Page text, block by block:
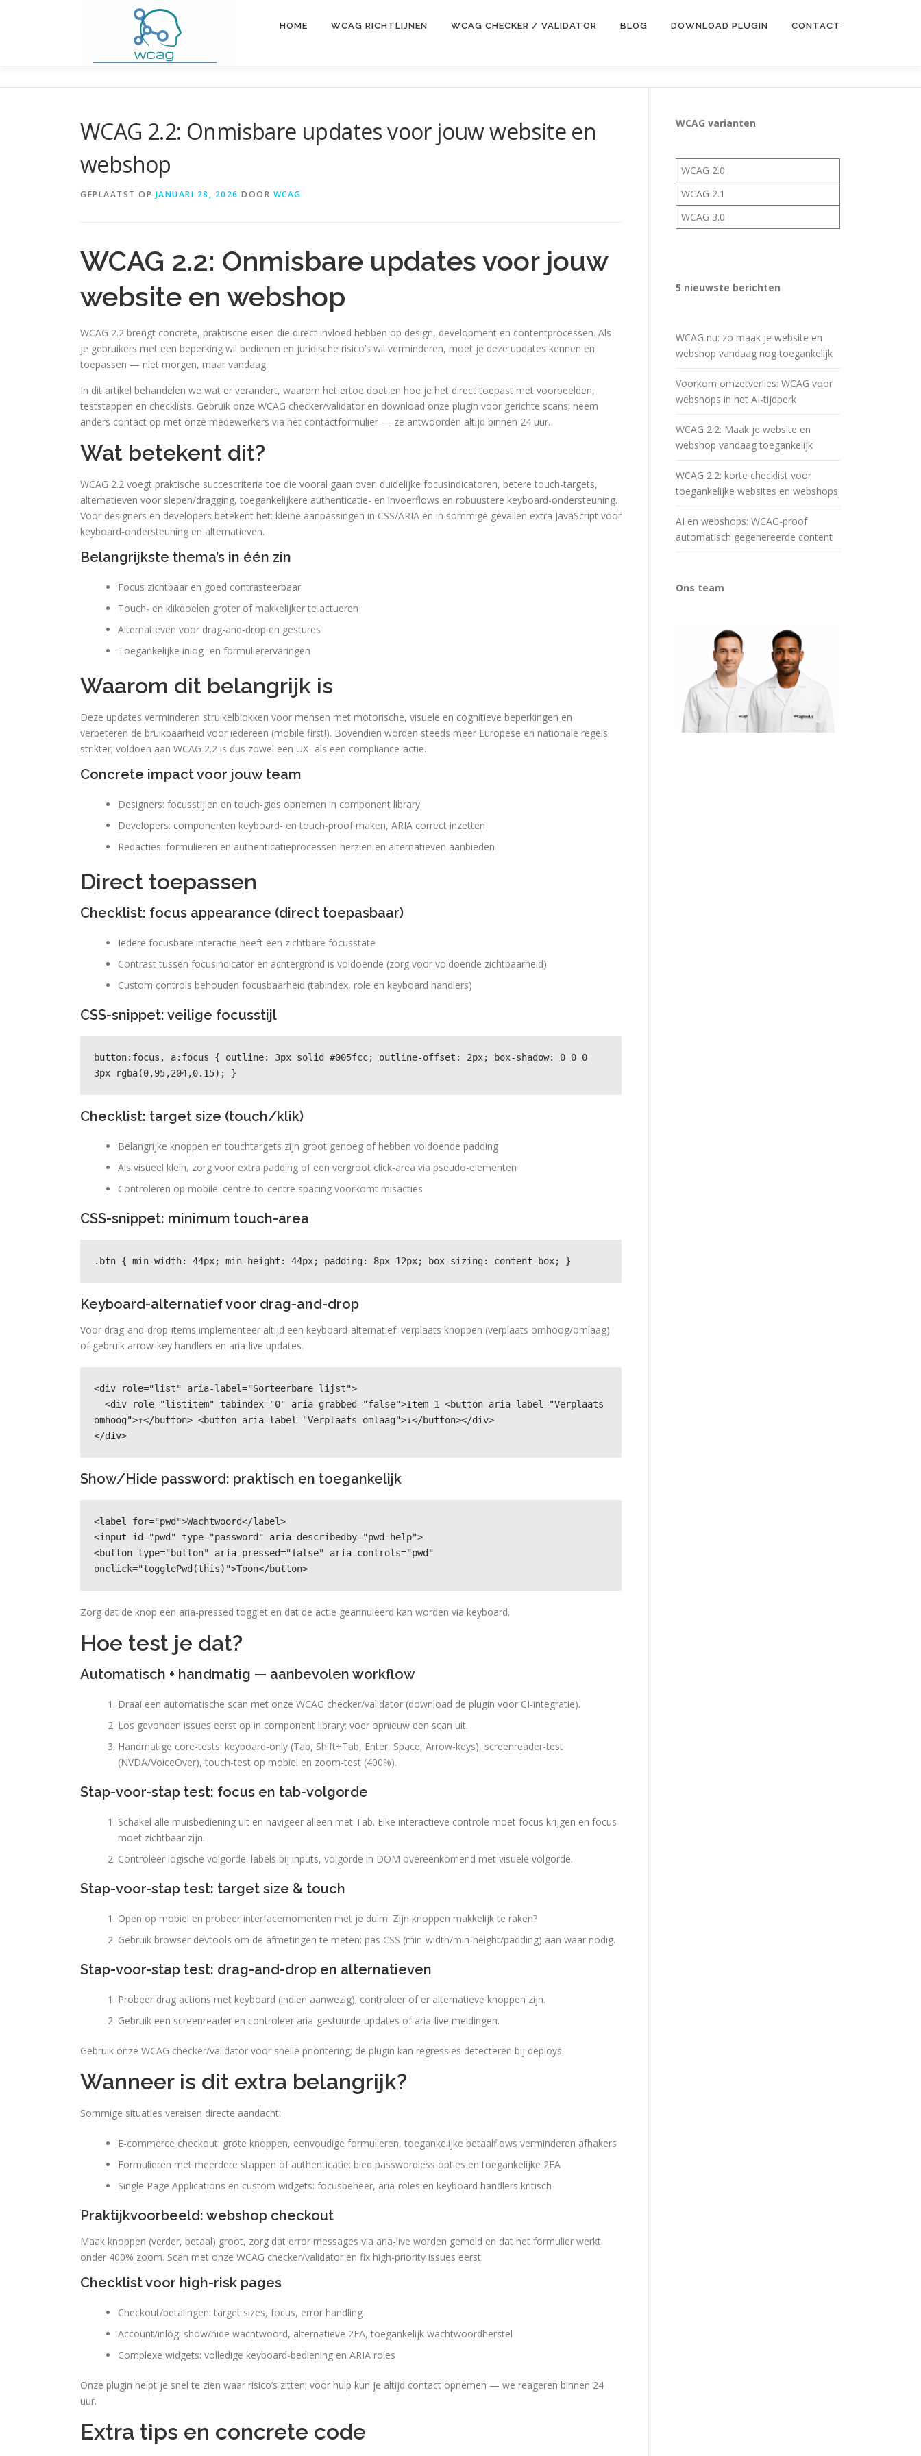
HOME WCAG RICHTLIJNEN WCAG CHECKER / VALIDATOR BLOG DOWNLOAD PLUGIN CONTACT
WCAG 2.2: Onmisbare updates voor jouw website en
webshop
GEPLAATST OP JANUARI 28, 2026 DOOR WCAG
WCAG 2.2: Onmisbare updates voor jouw
website en webshop
WCAG 2.2 brengt concrete, praktische eisen die direct invloed hebben op design, development en contentprocessen. Als
je gebruikers met een beperking wil bedienen en juridische risico’s wil verminderen, moet je deze updates kennen en
toepassen — niet morgen, maar vandaag.
In dit artikel behandelen we wat er verandert, waarom het ertoe doet en hoe je het direct toepast met voorbeelden,
teststappen en checklists. Gebruik onze WCAG checker/validator en download onze plugin voor gerichte scans; neem
anders contact op met onze medewerkers via het contactformulier — ze antwoorden altijd binnen 24 uur.
Wat betekent dit?
WCAG 2.2 voegt praktische succescriteria toe die vooral gaan over: duidelijke focusindicatoren, betere touch-targets,
alternatieven voor slepen/dragging, toegankelijkere authenticatie- en invoerflows en robuustere keyboard-ondersteuning.
Voor designers en developers betekent het: kleine aanpassingen in CSS/ARIA en in sommige gevallen extra JavaScript voor
keyboard-ondersteuning en alternatieven.
Belangrijkste thema’s in één zin
Focus zichtbaar en goed contrasteerbaar
Touch- en klikdoelen groter of makkelijker te actueren
Alternatieven voor drag-and-drop en gestures
Toegankelijke inlog- en formulierervaringen
Waarom dit belangrijk is
Deze updates verminderen struikelblokken voor mensen met motorische, visuele en cognitieve beperkingen en
verbeteren de bruikbaarheid voor iedereen (mobile first!). Bovendien worden steeds meer Europese en nationale regels
strikter; voldoen aan WCAG 2.2 is dus zowel een UX- als een compliance-actie.
Concrete impact voor jouw team
Designers: focusstijlen en touch-gids opnemen in component library
Developers: componenten keyboard- en touch-proof maken, ARIA correct inzetten
Redacties: formulieren en authenticatieprocessen herzien en alternatieven aanbieden
Direct toepassen
Checklist: focus appearance (direct toepasbaar)
Iedere focusbare interactie heeft een zichtbare focusstate
Contrast tussen focusindicator en achtergrond is voldoende (zorg voor voldoende zichtbaarheid)
Custom controls behouden focusbaarheid (tabindex, role en keyboard handlers)
CSS-snippet: veilige focusstijl
button:focus, a:focus { outline: 3px solid #005fcc; outline-offset: 2px; box-shadow: 0 0 0
3px rgba(0,95,204,0.15); }
Checklist: target size (touch/klik)
Belangrijke knoppen en touchtargets zijn groot genoeg of hebben voldoende padding
Als visueel klein, zorg voor extra padding of een vergroot click-area via pseudo-elementen
Controleren op mobile: centre-to-centre spacing voorkomt misacties
CSS-snippet: minimum touch-area
.btn { min-width: 44px; min-height: 44px; padding: 8px 12px; box-sizing: content-box; }
Keyboard-alternatief voor drag-and-drop
Voor drag-and-drop-items implementeer altijd een keyboard-alternatief: verplaats knoppen (verplaats omhoog/omlaag)
of gebruik arrow-key handlers en aria-live updates.
<div role="list" aria-label="Sorteerbare lijst">
omhoog">↑</button> <button aria-label="Verplaats omlaag">↓</button></div>
</div>
Show/Hide password: praktisch en toegankelijk
<label for="pwd">Wachtwoord</label>
<input id="pwd" type="password" aria-describedby="pwd-help">
<button type="button" aria-pressed="false" aria-controls="pwd"
onclick="togglePwd(this)">Toon</button>
Zorg dat de knop een aria-pressed togglet en dat de actie geannuleerd kan worden via keyboard.
Hoe test je dat?
Automatisch + handmatig — aanbevolen workflow
Draai een automatische scan met onze WCAG checker/validator (download de plugin voor CI-integratie).
Los gevonden issues eerst op in component library; voer opnieuw een scan uit.
Handmatige core-tests: keyboard-only (Tab, Shift+Tab, Enter, Space, Arrow-keys), screenreader-test
(NVDA/VoiceOver), touch-test op mobiel en zoom-test (400%).
Stap-voor-stap test: focus en tab-volgorde
Schakel alle muisbediening uit en navigeer alleen met Tab. Elke interactieve controle moet focus krijgen en focus
moet zichtbaar zijn.
Controleer logische volgorde: labels bij inputs, volgorde in DOM overeenkomend met visuele volgorde.
Stap-voor-stap test: target size & touch
Open op mobiel en probeer interfacemomenten met je duim. Zijn knoppen makkelijk te raken?
Gebruik browser devtools om de afmetingen te meten; pas CSS (min-width/min-height/padding) aan waar nodig.
Stap-voor-stap test: drag-and-drop en alternatieven
Probeer drag actions met keyboard (indien aanwezig); controleer of er alternatieve knoppen zijn.
Gebruik een screenreader en controleer aria-gestuurde updates of aria-live meldingen.
Gebruik onze WCAG checker/validator voor snelle prioritering; de plugin kan regressies detecteren bij deploys.
Wanneer is dit extra belangrijk?
Sommige situaties vereisen directe aandacht:
E-commerce checkout: grote knoppen, eenvoudige formulieren, toegankelijke betaalflows verminderen afhakers
Formulieren met meerdere stappen of authenticatie: bied passwordless opties en toegankelijke 2FA
Single Page Applications en custom widgets: focusbeheer, aria-roles en keyboard handlers kritisch
Praktijkvoorbeeld: webshop checkout
Maak knoppen (verder, betaal) groot, zorg dat error messages via aria-live worden gemeld en dat het formulier werkt
onder 400% zoom. Scan met onze WCAG checker/validator en fix high-priority issues eerst.
Checklist voor high-risk pages
Checkout/betalingen: target sizes, focus, error handling
Account/inlog: show/hide wachtwoord, alternatieve 2FA, toegankelijk wachtwoordherstel
Complexe widgets: volledige keyboard-bediening en ARIA roles
Onze plugin helpt je snel te zien waar risico’s zitten; voor hulp kun je altijd contact opnemen — we reageren binnen 24
uur.
Extra tips en concrete code
WCAG varianten
WCAG 2.0
WCAG 2.1
WCAG 3.0
5 nieuwste berichten
WCAG nu: zo maak je website en
webshop vandaag nog toegankelijk
Voorkom omzetverlies: WCAG voor
webshops in het AI-tijdperk
WCAG 2.2: Maak je website en
webshop vandaag toegankelijk
WCAG 2.2: korte checklist voor
toegankelijke websites en webshops
AI en webshops: WCAG-proof
automatisch gegenereerde content
Ons team